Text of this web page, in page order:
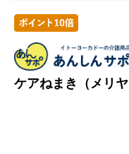
ケアねまき（メリヤ